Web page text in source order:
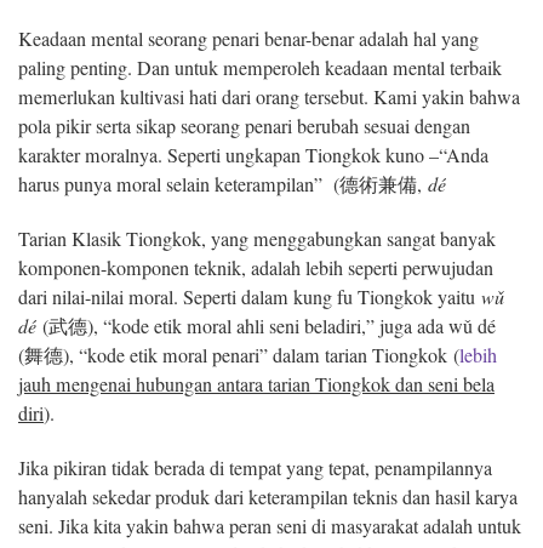
Keadaan mental seorang penari benar-benar adalah hal yang
paling penting. Dan untuk memperoleh keadaan mental terbaik
memerlukan kultivasi hati dari orang tersebut. Kami yakin bahwa
pola pikir serta sikap seorang penari berubah sesuai dengan
karakter moralnya. Seperti ungkapan Tiongkok kuno –“Anda
harus punya moral selain keterampilan” (德術兼備, dé
Tarian Klasik Tiongkok, yang menggabungkan sangat banyak
komponen-komponen teknik, adalah lebih seperti perwujudan
dari nilai-nilai moral. Seperti dalam kung fu Tiongkok yaitu wǔ
dé (武德), “kode etik moral ahli seni beladiri,” juga ada wǔ dé
(舞德), “kode etik moral penari” dalam tarian Tiongkok (lebih
jauh mengenai hubungan antara tarian Tiongkok dan seni bela
diri).
Jika pikiran tidak berada di tempat yang tepat, penampilannya
hanyalah sekedar produk dari keterampilan teknis dan hasil karya
seni. Jika kita yakin bahwa peran seni di masyarakat adalah untuk